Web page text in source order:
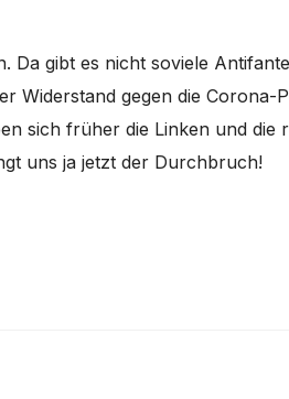
Da gibt es nicht soviele
Widerstand gegen die Corona-
sich früher die Linken und die
uns ja jetzt der Durchbruch!